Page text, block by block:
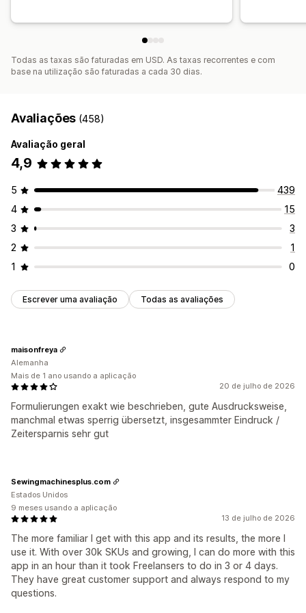
Todas as taxas são faturadas em USD. As taxas recorrentes e com
base na utilização são faturadas a cada 30 dias.
Avaliações (458)
Avaliação geral
4,9
5
439
4
15
3
3
2
1
1
0
Escrever uma avaliação Todas as avaliações
20 de julho de 2026
Formulierungen exakt wie beschrieben, gute Ausdrucksweise,
manchmal etwas sperrig übersetzt, insgesammter Eindruck /
Zeitersparnis sehr gut
maisonfreya
Alemanha
Mais de 1 ano usando a aplicação
13 de julho de 2026
The more familiar I get with this app and its results, the more I
use it. With over 30k SKUs and growing, I can do more with this
app in an hour than it took Freelansers to do in 3 or 4 days.
They have great customer support and always respond to my
questions.
Sewingmachinesplus.com
Estados Unidos
9 meses usando a aplicação